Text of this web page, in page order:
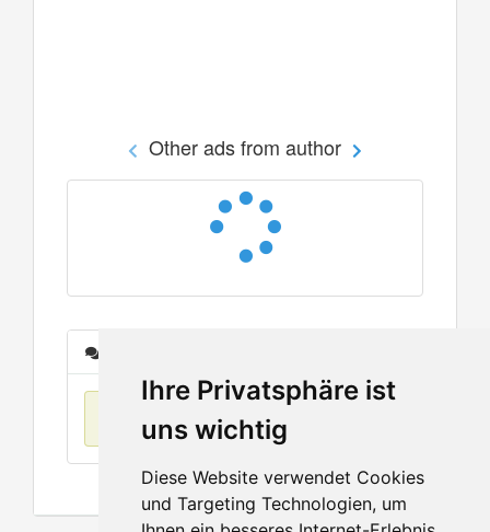
Ihre Privatsphäre ist
uns wichtig
Diese Website verwendet Cookies
und Targeting Technologien, um
Other ads from author
No items found